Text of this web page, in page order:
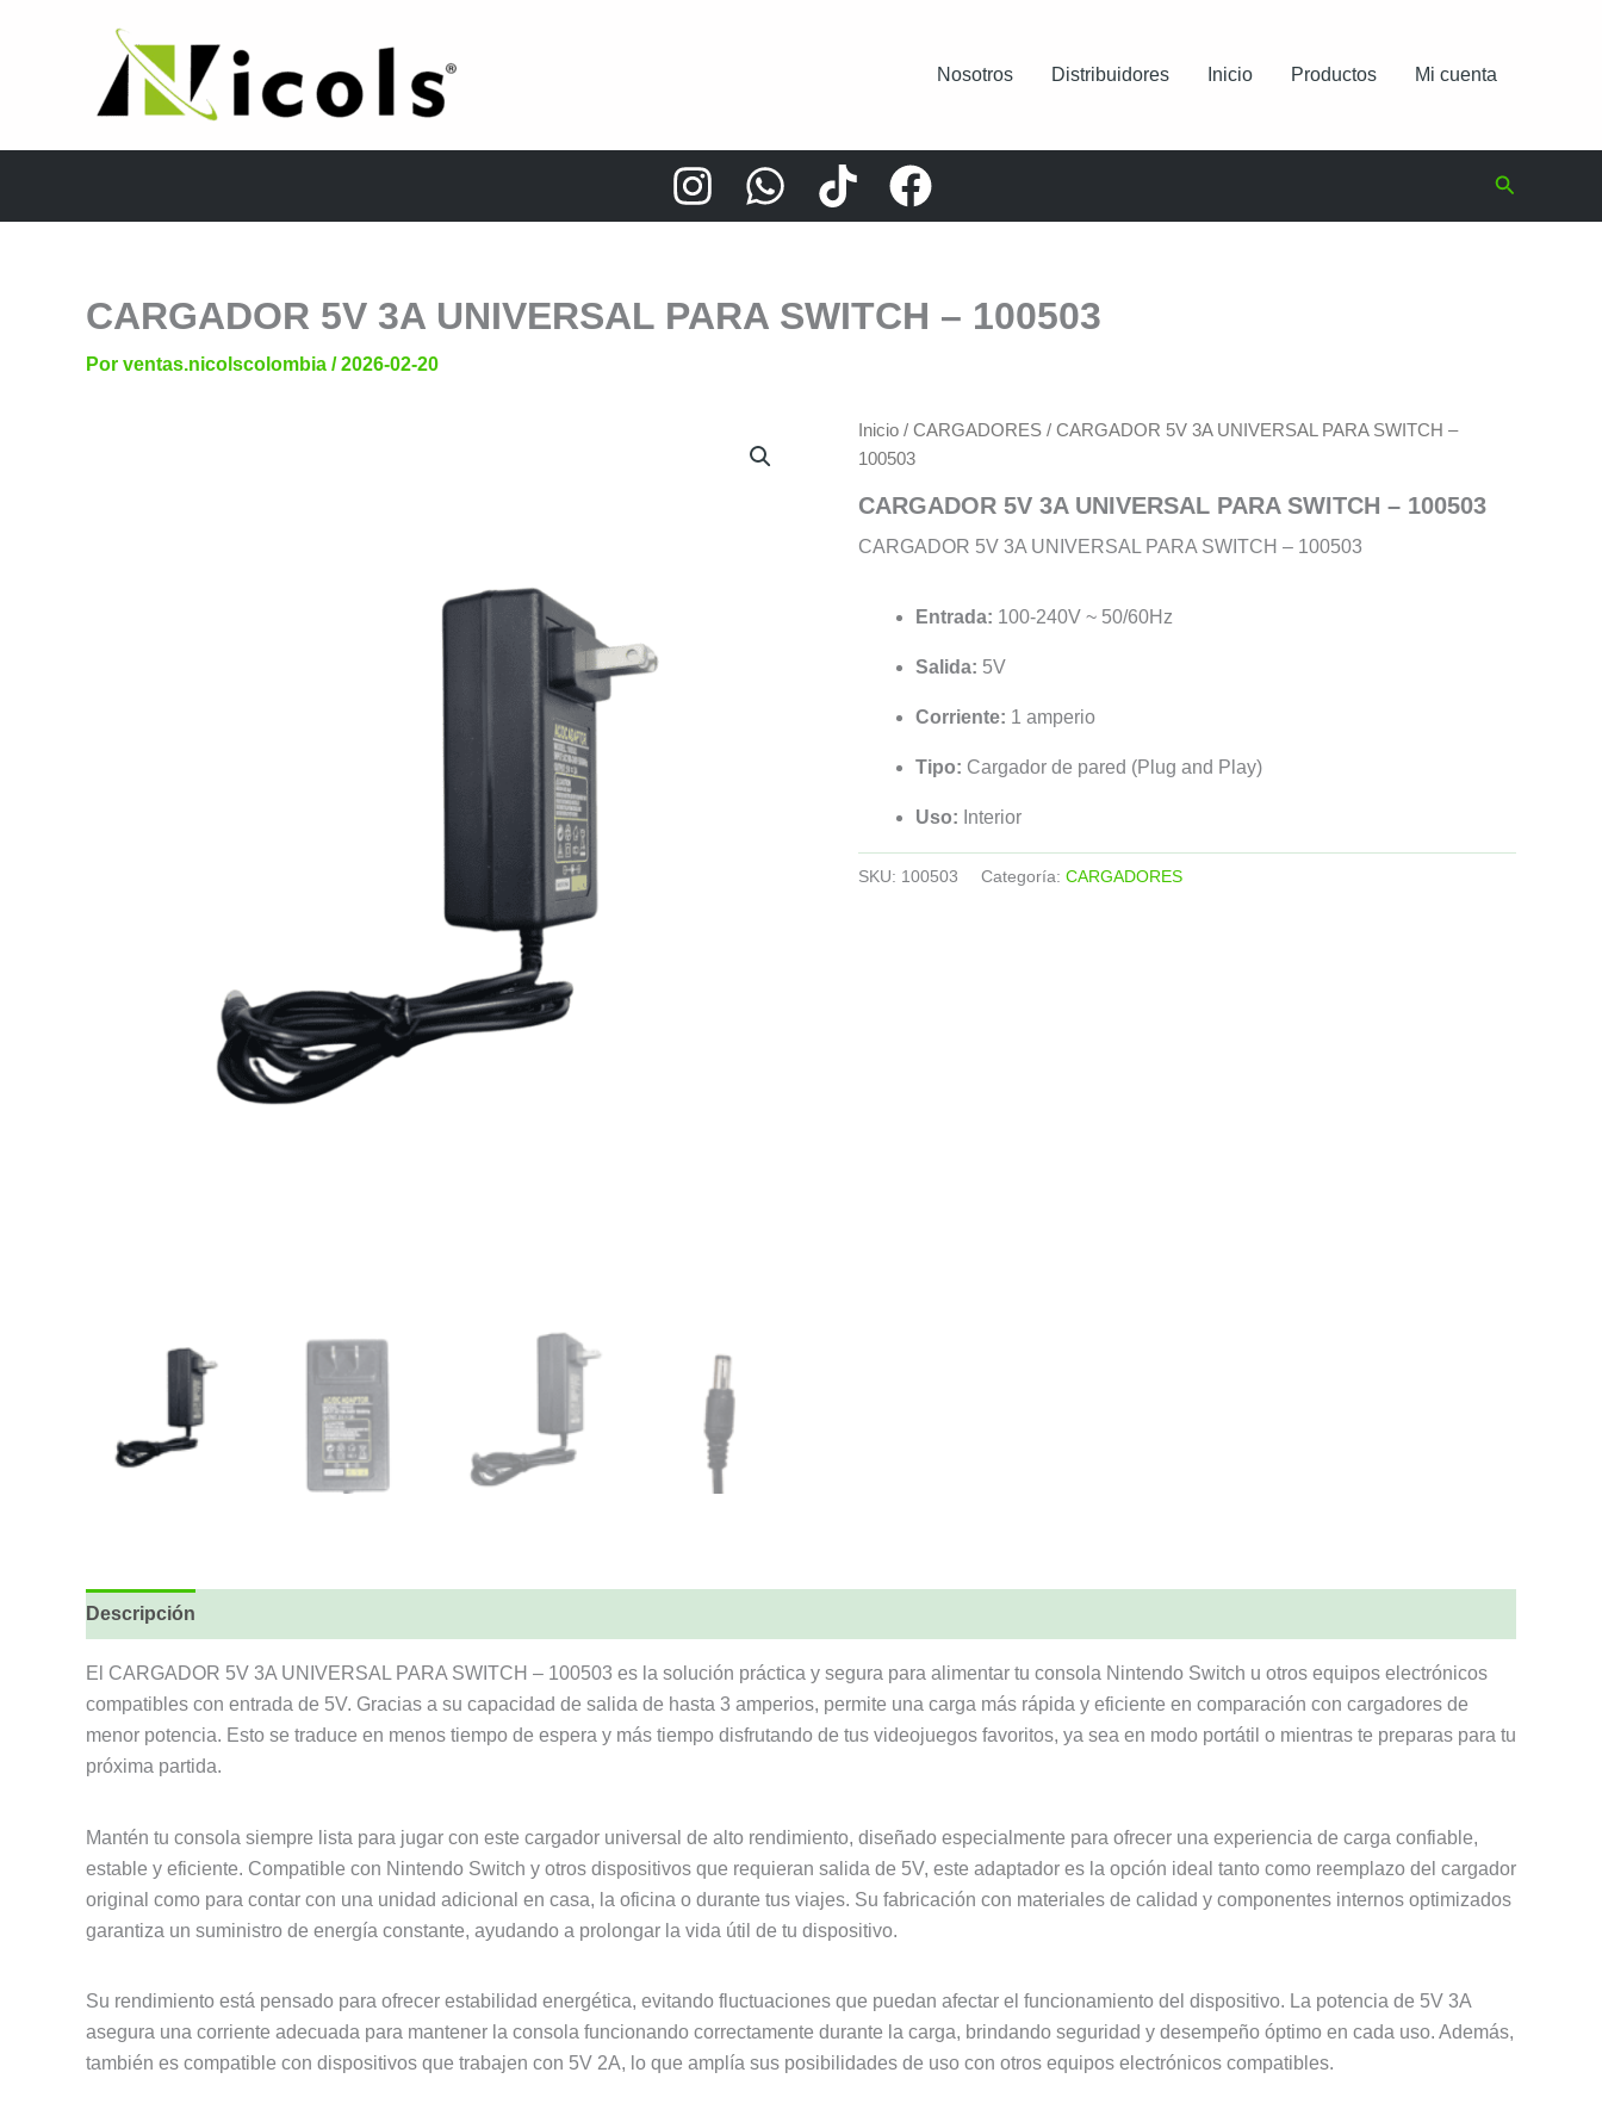
Nosotros Distribuidores Inicio Productos Mi cuenta
Buscar
CARGADOR 5V 3A UNIVERSAL PARA SWITCH – 100503
Por ventas.nicolscolombia /2026-02-20
Inicio / CARGADORES / CARGADOR 5V 3A UNIVERSAL PARA SWITCH –
100503
CARGADOR 5V 3A UNIVERSAL PARA SWITCH – 100503
CARGADOR 5V 3A UNIVERSAL PARA SWITCH – 100503
Entrada: 100-240V ~ 50/60Hz
Salida: 5V
Corriente: 1 amperio
Tipo: Cargador de pared (Plug and Play)
Uso: Interior
SKU: 100503 Categoría: CARGADORES
Descripción
El CARGADOR 5V 3A UNIVERSAL PARA SWITCH – 100503 es la solución práctica y segura para alimentar tu consola Nintendo Switch u otros equipos electrónicos
compatibles con entrada de 5V. Gracias a su capacidad de salida de hasta 3 amperios, permite una carga más rápida y eficiente en comparación con cargadores de
menor potencia. Esto se traduce en menos tiempo de espera y más tiempo disfrutando de tus videojuegos favoritos, ya sea en modo portátil o mientras te preparas para tu
próxima partida.
Mantén tu consola siempre lista para jugar con este cargador universal de alto rendimiento, diseñado especialmente para ofrecer una experiencia de carga confiable,
estable y eficiente. Compatible con Nintendo Switch y otros dispositivos que requieran salida de 5V, este adaptador es la opción ideal tanto como reemplazo del cargador
original como para contar con una unidad adicional en casa, la oficina o durante tus viajes. Su fabricación con materiales de calidad y componentes internos optimizados
garantiza un suministro de energía constante, ayudando a prolongar la vida útil de tu dispositivo.
Su rendimiento está pensado para ofrecer estabilidad energética, evitando fluctuaciones que puedan afectar el funcionamiento del dispositivo. La potencia de 5V 3A
asegura una corriente adecuada para mantener la consola funcionando correctamente durante la carga, brindando seguridad y desempeño óptimo en cada uso. Además,
también es compatible con dispositivos que trabajen con 5V 2A, lo que amplía sus posibilidades de uso con otros equipos electrónicos compatibles.